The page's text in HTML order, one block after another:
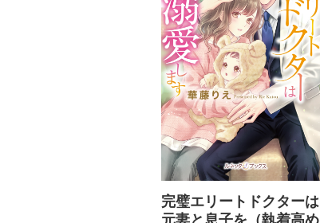
完璧エリートドクターは
元妻と息子を（執着高め